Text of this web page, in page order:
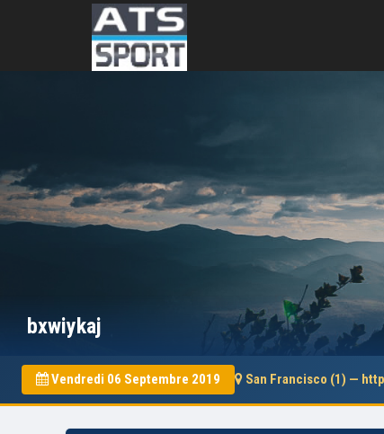
bxwiykaj
Vendredi 06 Septembre 2019 San Francisco (1) —